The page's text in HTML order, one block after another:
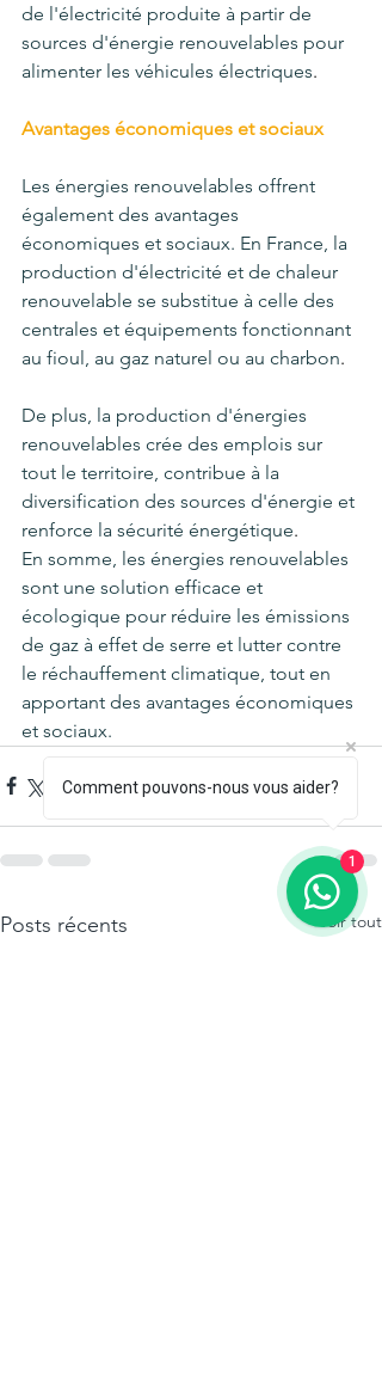
de l'électricité produite à partir de
sources d'énergie renouvelables pour
alimenter les véhicules électriques.
Avantages économiques et sociaux
Les énergies renouvelables offrent
également des avantages
économiques et sociaux. En France, la
production d'électricité et de chaleur
renouvelable se substitue à celle des
centrales et équipements fonctionnant
au fioul, au gaz naturel ou au charbon.
De plus, la production d'énergies
renouvelables crée des emplois sur
tout le territoire, contribue à la
diversification des sources d'énergie et
renforce la sécurité énergétique.
En somme, les énergies renouvelables
sont une solution efficace et
écologique pour réduire les émissions
de gaz à effet de serre et lutter contre
le réchauffement climatique, tout en
apportant des avantages économiques
et sociaux.
Posts récents Voir tout
Comment pouvons-nous vous aider?
1